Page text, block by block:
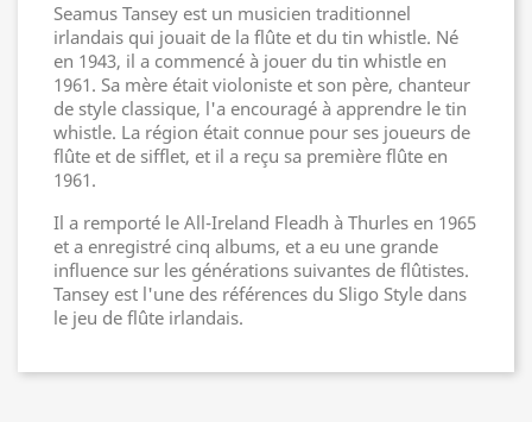
Seamus Tansey est un musicien traditionnel
irlandais qui jouait de la flûte et du tin whistle. Né
en 1943, il a commencé à jouer du tin whistle en
1961. Sa mère était violoniste et son père, chanteur
de style classique, l'a encouragé à apprendre le tin
whistle. La région était connue pour ses joueurs de
flûte et de sifflet, et il a reçu sa première flûte en
1961.
Il a remporté le All-Ireland Fleadh à Thurles en 1965
et a enregistré cinq albums, et a eu une grande
influence sur les générations suivantes de flûtistes.
Tansey est l'une des références du Sligo Style dans
le jeu de flûte irlandais.